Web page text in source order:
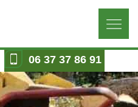
06 37 37 86 91